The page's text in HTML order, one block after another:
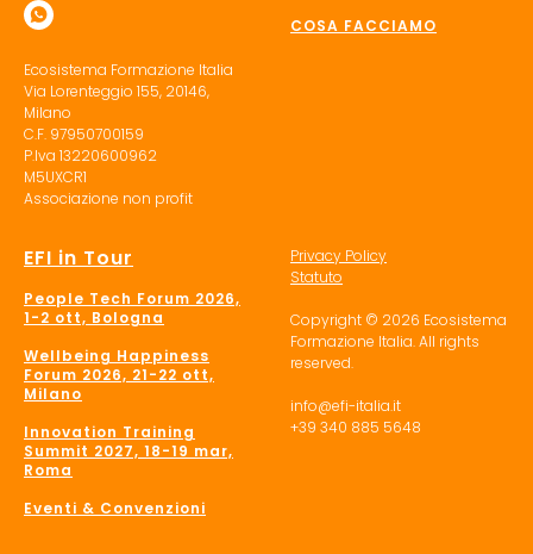
Ecosistema Formazione Italia
Via Lorenteggio 155, 20146,
Milano
C.F. 97950700159
P.Iva 13220600962
M5UXCR1
Associazione non profit
COSA FACCIAMO
EFI in Tour
People Tech Forum 2026,
1-2 ott, Bologna
Wellbeing Happiness
Forum 2026, 21-22 ott,
Milano
Innovation Training
Summit 2027, 18-19 mar,
Roma
Eventi & Convenzioni
Privacy Policy
Statuto
Copyright © 2026 Ecosistema
Formazione Italia. All rights
reserved.
info@efi-italia.it
+39 340 885 5648